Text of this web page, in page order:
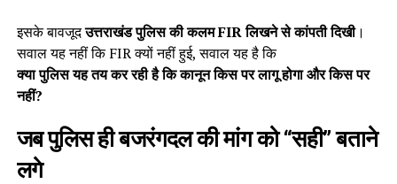
इसके बावजूदउत्तराखंड पुलिस की कलम FIR लिखने से कांपती दिखी।
सवाल यह नहीं कि FIR क्यों नहीं हुई, सवाल यह है कि
क्या पुलिस यह तय कर रही है कि कानून किस पर लागू होगा और किस पर
नहीं?
जब पुलिस ही बजरंगदल की मांग को “सही” बताने
लगे